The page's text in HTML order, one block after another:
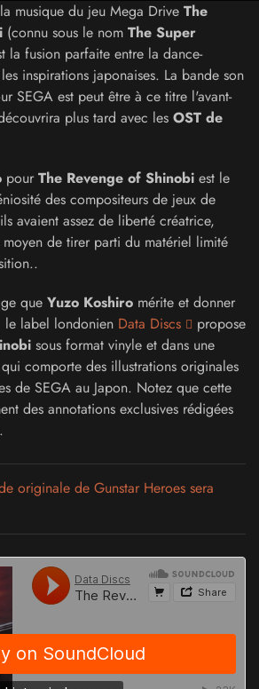
musique du jeu Mega Drive The
(connu sous le nom The Super
la fusion parfaite entre la dance-
inspirations japonaises. La bande son
SEGA est peut être à ce titre l'avant-
plus tard avec les OST de
pour The Revenge of Shinobi est le
des compositeurs de jeux de
avaient assez de liberté créatrice,
de tirer parti du matériel limité
que Yuzo Koshiro mérite et donner
le label londonien Data Discs
propose
sous format vinyle et dans une
comporte des illustrations originales
de SEGA au Japon. Notez que cette
des annotations exclusives rédigées
originale de Gunstar Heroes sera